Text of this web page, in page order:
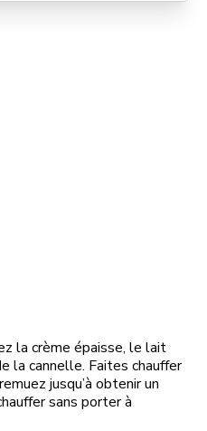
la crème épaisse, le lait
la cannelle. Faites chauffer
jusqu’à obtenir un
sans porter à